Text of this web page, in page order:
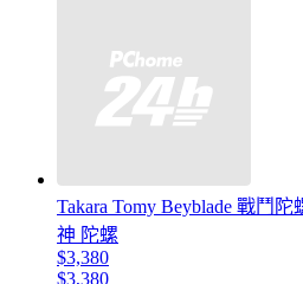
Takara Tomy Beyblade 戰鬥
神 陀螺
$3,380
$3,380